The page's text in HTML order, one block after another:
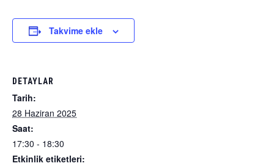
Takvime ekle
DETAYLAR
Tarih:
28 Haziran 2025
Saat:
17:30 - 18:30
Etkinlik etiketleri: